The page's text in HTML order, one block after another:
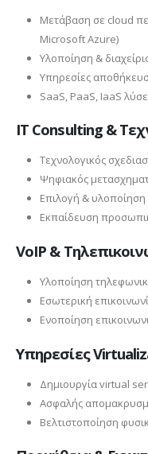
Μετάβαση σε cloud
Microsoft Azure)
Υλοποίηση &
Υπηρεσίες
SaaS, PaaS, IaaS
IT Consulting &
Τεχνολογικός
Ψηφιακός
Επιλογή &
Εκπαίδευση
VoIP &
Υλοποίηση
Εσωτερική
Ενοποίηση
Υπηρεσίες
Δημιουργία virtual
Ασφαλής
Βελτιστοποίηση